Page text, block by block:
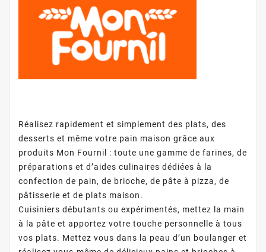
Réalisez rapidement et simplement des plats, des
desserts et même votre pain maison grâce aux
produits Mon Fournil : toute une gamme de farines, de
préparations et d’aides culinaires dédiées à la
confection de pain, de brioche, de pâte à pizza, de
pâtisserie et de plats maison.
Cuisiniers débutants ou expérimentés, mettez la main
à la pâte et apportez votre touche personnelle à tous
vos plats. Mettez vous dans la peau d’un boulanger et